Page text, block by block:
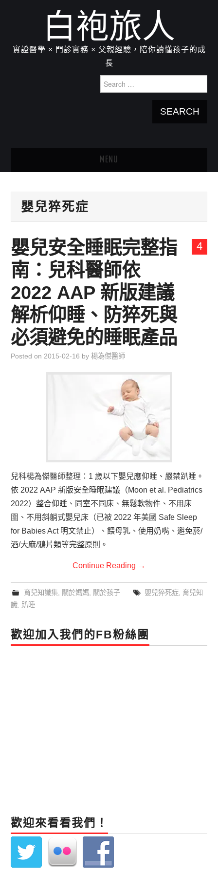
白袍旅人
實證醫學 × 門診實務 × 父親經驗，陪你讀懂孩子的成
長
for:
MENU
關於我：楊為傑醫師
育兒知識集
直上雲霄去
我思故我在
聯絡我
嬰兒猝死症
4
嬰兒安全睡眠完整指
南：兒科醫師依
2022 AAP 新版建議
解析仰睡、防猝死與
必須避免的睡眠產品
Posted on 2015-02-16 by楊為傑醫師
兒科楊為傑醫師整理：1 歲以下嬰兒應仰睡、嚴禁趴睡。
依 2022 AAP 新版安全睡眠建議（Moon et al. Pediatrics
2022）整合仰睡、同室不同床、無鬆軟物件、不用床
圍、不用斜躺式嬰兒床（已被 2022 年美國 Safe Sleep
for Babies Act 明文禁止）、餵母乳、使用奶嘴、避免菸/
酒/大麻/鴉片類等完整原則。
Continue Reading →
育兒知識集, 關於媽媽, 關於孩子 嬰兒猝死症, 育兒知
識 趴睡
歡迎加入我們的FB粉絲團
歡迎來看看我們！